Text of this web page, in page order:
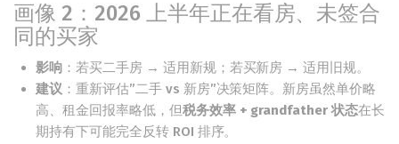
画像 2：2026 上半年正在看房、未签合
同的买家
影响：若买二手房 → 适用新规；若买新房 → 适用旧规。
建议 ：重新评估”二手 vs 新房”决策矩阵。新房虽然单价略
高、租金回报率略低，但税务效率 + grandfather 状态在长
期持有下可能完全反转 ROI 排序。